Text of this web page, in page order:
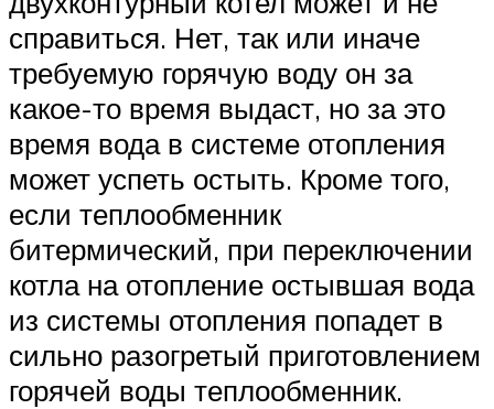
справиться. Нет, так или иначе
требуемую горячую воду он за
какое-то время выдаст, но за это
время вода в системе отопления
может успеть остыть. Кроме того,
если теплообменник
битермический, при переключении
котла на отопление остывшая вода
из системы отопления попадет в
сильно разогретый приготовлением
горячей воды теплообменник.